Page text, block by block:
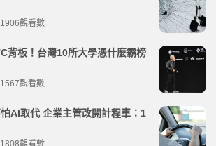
觀看數
背板！台灣10所大學憑什麼霸榜
觀看數
AI取代 企業主管改開計程車：1